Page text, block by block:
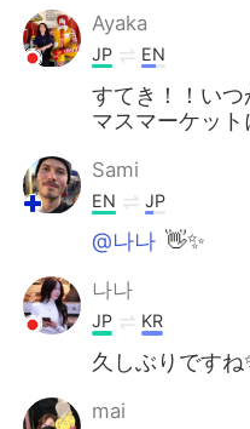
Ayaka
JP EN
すてき！！い
マスマーケッ
Sami
EN JP
@나나 👋✨
나나
JP KR
久しぶりですね
mai